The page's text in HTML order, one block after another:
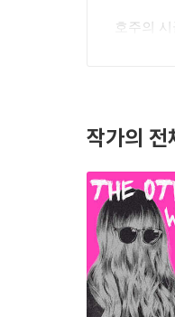
호주의
1990년
년 프랑
2015년에
거 상을
수상하는
녀가 좋
작가의 전